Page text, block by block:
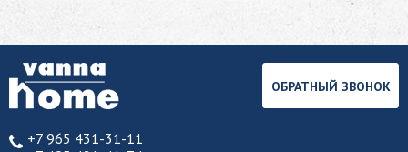
+7 965 431-31-11
ОБРАТНЫЙ ЗВОНОК